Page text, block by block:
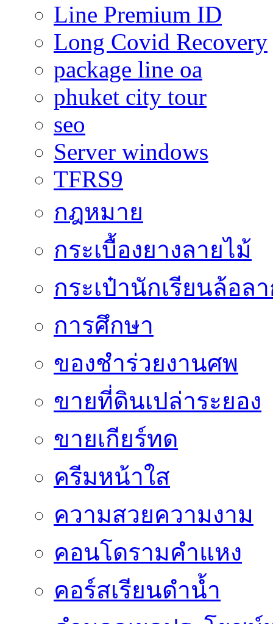
Line Premium ID
Long Covid Recovery
package line oa
phuket city tour
seo
Server windows
TFRS9
กฎหมาย
กระเบื้องยางลายไม้
กระเป๋านักเรียนล้อล
การศึกษา
ของชำร่วยงานศพ
ขายที่ดินเปล่าระยอง
ขายเกียร์ทด
ครีมหน้าใส
ความสวยความงาม
คอนโดรามคำแหง
คอร์สเรียนดำน้ำ